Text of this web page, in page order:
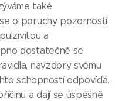
také
o poruchy pozornosti
a
dostatečně se
navzdory svému
schopností odpovídá.
a dají se úspěšně